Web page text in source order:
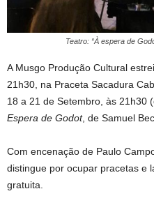
Teatro: “À espera de
A Musgo Produção Cultural
21h30, na Praceta Sacadura
18 a 21 de Setembro, às 21h30
Espera de Godot, de Samuel
Com encenação de Paulo
distingue por ocupar pracetas e
gratuita.